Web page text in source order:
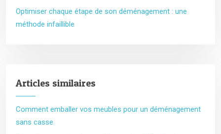
Optimiser chaque étape de son déménagement : une
méthode infaillible
Articles similaires
Comment emballer vos meubles pour un déménagement
sans casse